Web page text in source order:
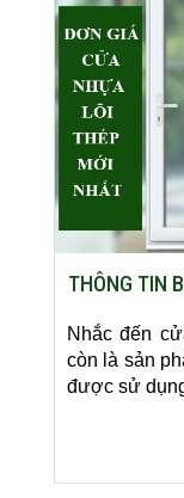
THÔNG TIN
Nhắc đến
còn là sản
được sử